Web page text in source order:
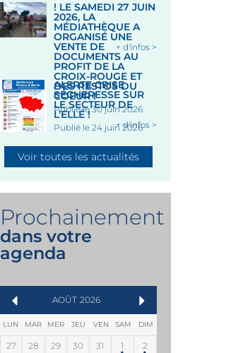
! LE SAMEDI 27 JUIN
2026, LA
MÉDIATHÈQUE A
ORGANISÉ UNE
VENTE DE
DOCUMENTS AU
PROFIT DE LA
CROIX-ROUGE ET
DES RESTOS DU
COEUR !
Publié le 30 juin 2026
+ d'infos >
ALERTE CRISE
SÉCHERESSE SUR
LE SECTEUR DE
L’ELLÉ !
Publié le 24 juin 2026
+ d'infos >
Voir toutes les actualités
Prochainement
dans votre
agenda
AOÛT 2026
LUN MAR MER JEU VEN SAM DIM
27 28 29 30 31 1
2